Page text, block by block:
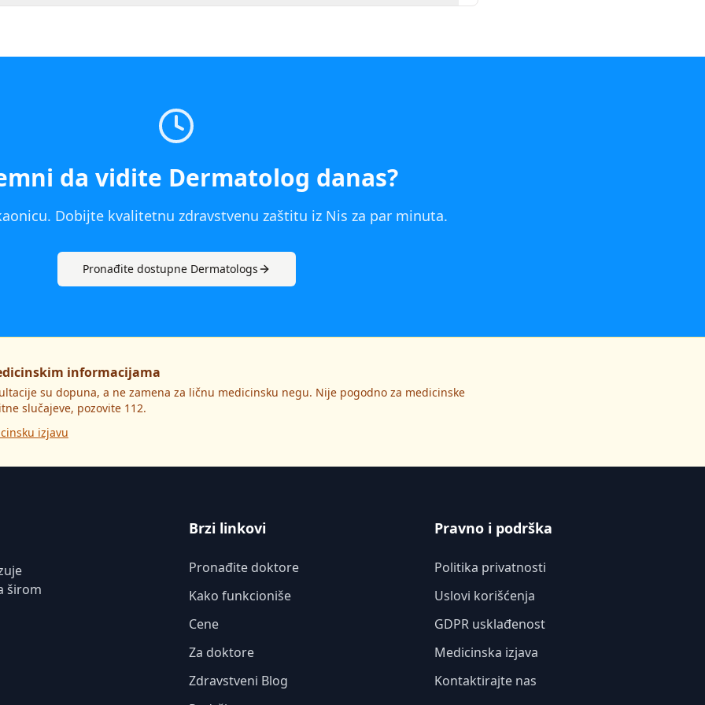
da vidite Dermatolog danas?
Dobijte kvalitetnu zdravstvenu zaštitu iz Nis za par minuta.
Pronađite dostupne Dermatologs
informacijama
su dopuna, a ne zamena za ličnu medicinsku negu. Nije pogodno za medicinske
slučajeve, pozovite 112.
izjavu
širom
Brzi linkovi
Pronađite doktore
Kako funkcioniše
Cene
Za doktore
Zdravstveni Blog
Pravno i podrška
Politika privatnosti
Uslovi korišćenja
GDPR usklađenost
Medicinska izjava
Kontaktirajte nas